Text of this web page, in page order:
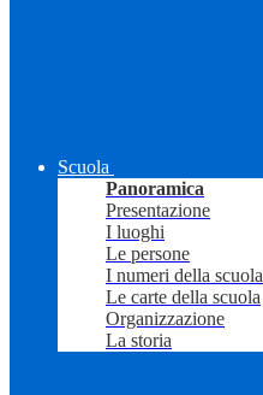
Scuola
Panoramica
Presentazione
I luoghi
Le persone
I numeri della scuola
Le carte della scuola
Organizzazione
La storia